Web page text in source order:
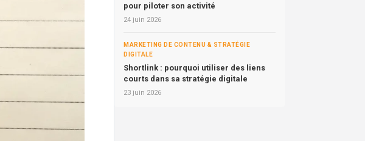
pour piloter son activité
24 juin 2026
MARKETING DE CONTENU & STRATÉGIE
DIGITALE
Shortlink : pourquoi utiliser des liens
courts dans sa stratégie digitale
23 juin 2026